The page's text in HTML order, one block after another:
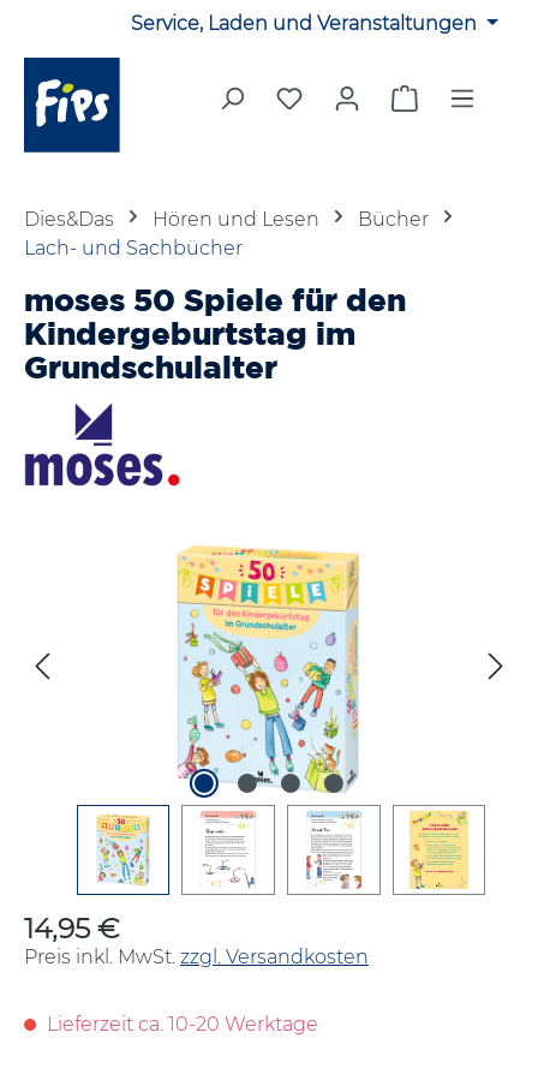
Zum Hauptinhalt springenService, Laden und Veranstaltungen
Du hast 0 Produkte auf
Warenkorb
Dies&Das Hören und Lesen
Bücher
Lach- und Sachbücher
moses 50 Spiele für den
Kindergeburtstag im
Grundschulalter
Bildergalerie überspringen
Regulärer Preis:
14,95 €
Preis inkl. MwSt. zzgl. Versandkosten
Lieferzeit ca. 10-20 Werktage